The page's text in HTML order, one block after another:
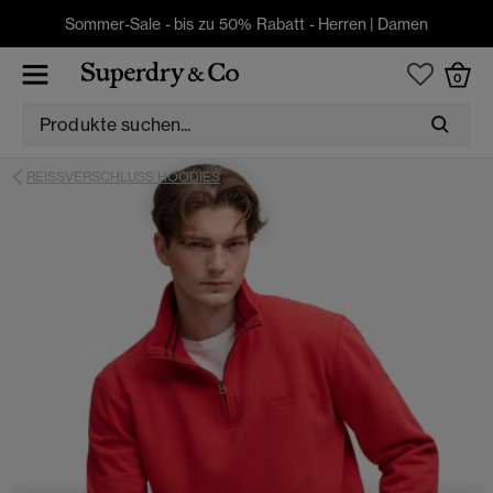
Sommer-Sale - bis zu 50% Rabatt - Herren | Damen
0
REISSVERSCHLUSS HOODIES